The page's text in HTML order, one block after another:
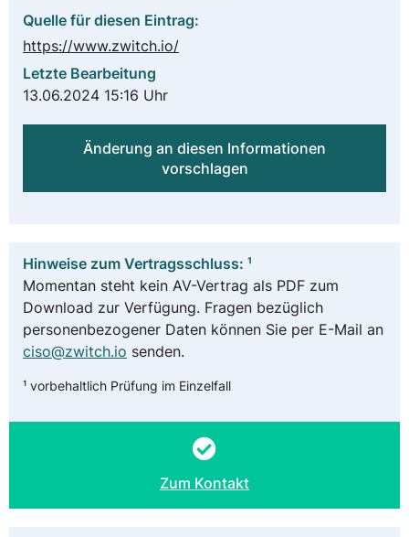
Quelle für diesen Eintrag:
https://www.zwitch.io/
Letzte Bearbeitung
13.06.2024 15:16 Uhr
Änderung an diesen Informationen
vorschlagen
Hinweise zum Vertragsschluss: ¹
Momentan steht kein AV-Vertrag als PDF zum
Download zur Verfügung. Fragen bezüglich
personenbezogener Daten können Sie per E-Mail an
ciso@zwitch.io senden.
¹ vorbehaltlich Prüfung im Einzelfall
Zum Kontakt